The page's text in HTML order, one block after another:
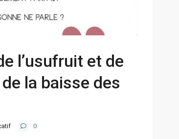
l’usufruit et de
la baisse des
0